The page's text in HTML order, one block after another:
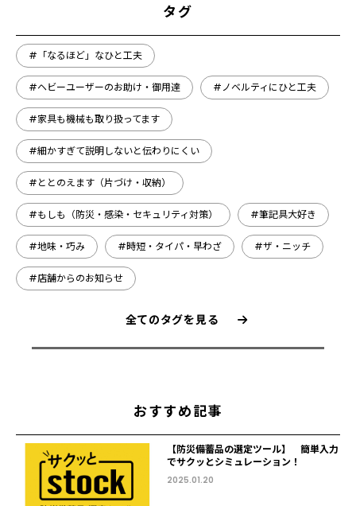
タグ
#「なるほど」なひと工夫
#ヘビーユーザーのお助け・御用達 #ノベルティにひと工夫
#家具も機械も取り扱ってます
#細かすぎて説明しないと伝わりにくい
#ととのえます（片づけ・収納）
#もしも（防災・感染・セキュリティ対策） #筆記具大好き
#地味・巧み #時短・タイパ・早わざ #ザ・ニッチ
#店舗からのお知らせ
全てのタグを見る
おすすめ記事
【防災備蓄品の選定ツール】 簡単入力
でサクッとシミュレーション！
2025.01.20